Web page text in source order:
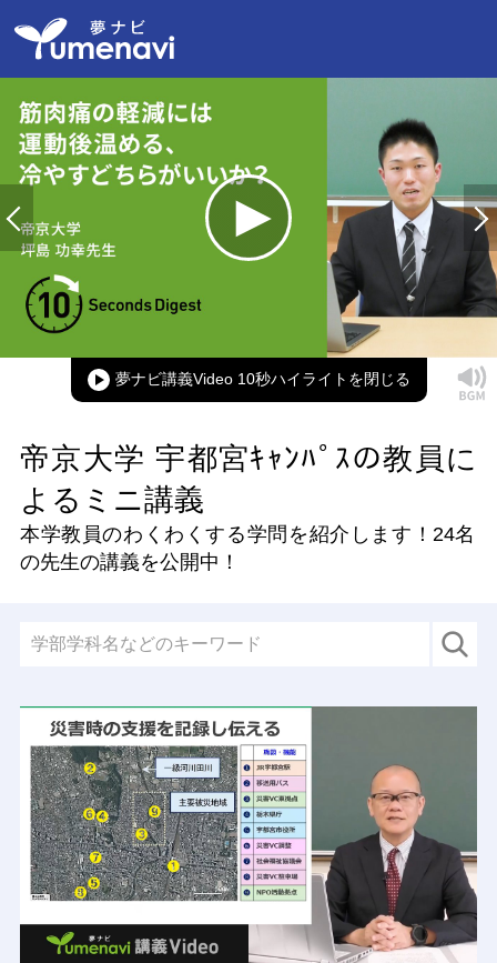
夢ナビ講義Video 10秒ハイライト
帝京大学 宇都宮ｷｬﾝﾊﾟｽの教員に
よるミニ講義
本学教員のわくわくする学問を紹介します！ 24名
の先生の講義を公開中！